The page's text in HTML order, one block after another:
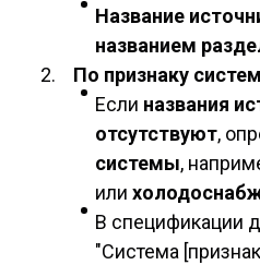
Название
названием
По признаку
Если названия
отсутствуют,
системы,
или
В спецификации
"Система